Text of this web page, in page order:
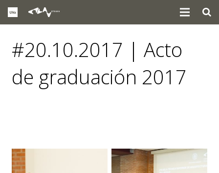
#20.10.2017 | Acto
de graduación 2017